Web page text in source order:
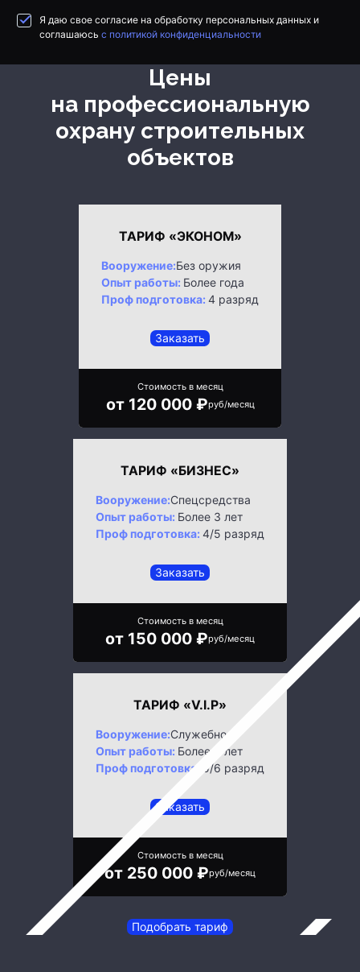
Я даю свое согласие на обработку персональных данных и
соглашаюсь с политикой конфиденциальности
Цены
на профессиональную
охрану строительных
объектов
ТАРИФ «ЭКОНОМ»
Вооружение:Без оружия
Опыт работы: Более года
Проф подготовка: 4 разряд
Заказать
Стоимость в месяц
от 120 000 ₽руб/месяц
ТАРИФ «БИЗНЕС»
Вооружение:Спецсредства
Опыт работы: Более 3 лет
Проф подготовка: 4/5 разряд
Заказать
Стоимость в месяц
от 150 000 ₽руб/месяц
ТАРИФ «V.I.P»
Вооружение:Служебное
Опыт работы: Более 5 лет
Проф подготовка:
5/6 разряд
Заказать
Стоимость в месяц
от 250 000 ₽руб/месяц
Подобрать тариф